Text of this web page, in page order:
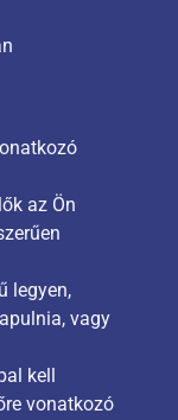
az Ön
legyen,
vagy
kell
vonatkozó